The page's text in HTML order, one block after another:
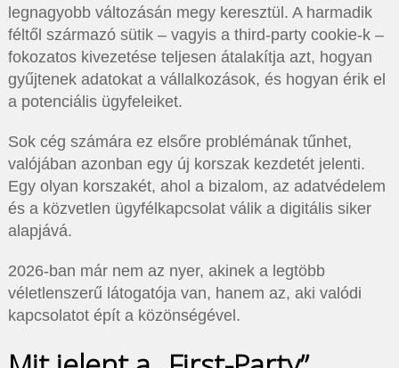
legnagyobb változásán megy keresztül. A harmadik
féltől származó sütik – vagyis a third-party cookie-k –
fokozatos kivezetése teljesen átalakítja azt, hogyan
gyűjtenek adatokat a vállalkozások, és hogyan érik el
a potenciális ügyfeleiket.
Sok cég számára ez elsőre problémának tűnhet,
valójában azonban egy új korszak kezdetét jelenti.
Egy olyan korszakét, ahol a bizalom, az adatvédelem
és a közvetlen ügyfélkapcsolat válik a digitális siker
alapjává.
2026-ban már nem az nyer, akinek a legtöbb
véletlenszerű látogatója van, hanem az, aki valódi
kapcsolatot épít a közönségével.